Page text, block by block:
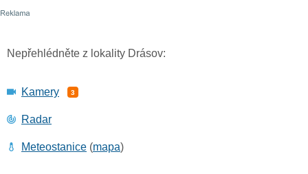
Nepřehlédněte z lokality Drásov:
Kamery 3
Radar
Meteostanice (mapa)